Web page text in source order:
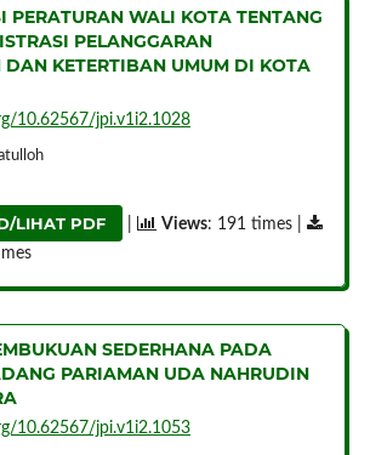
PERATURAN WALI KOTA TENTANG
PELANGGARAN
DAN KETERTIBAN UMUM DI KOTA
10.62567/jpi.v1i2.1028
LIHAT PDF Views: 191 times |
SEDERHANA PADA
PARIAMAN UDA NAHRUDIN
10.62567/jpi.v1i2.1053